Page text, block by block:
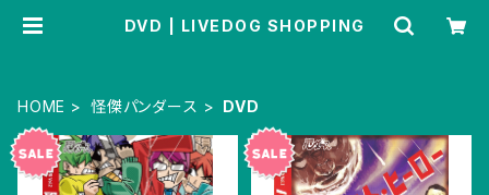
DVD | LIVEDOG SHOPPING
HOME 怪傑パンダース DVD